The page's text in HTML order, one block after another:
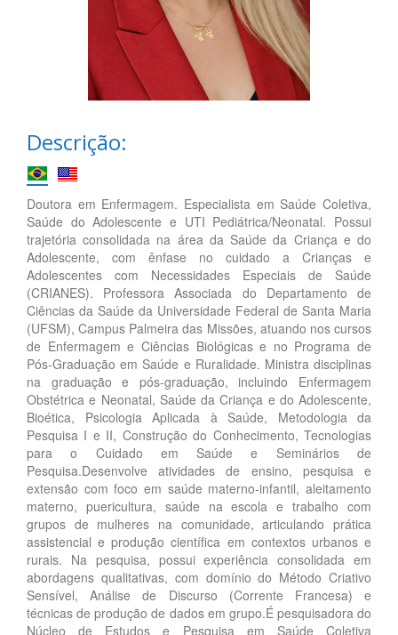
Descrição:
Doutora em Enfermagem. Especialista em Saúde Coletiva,
Saúde do Adolescente e UTI Pediátrica/Neonatal. Possui
trajetória consolidada na área da Saúde da Criança e do
Adolescente, com ênfase no cuidado a Crianças e
Adolescentes com Necessidades Especiais de Saúde
(CRIANES). Professora Associada do Departamento de
Ciências da Saúde da Universidade Federal de Santa Maria
(UFSM), Campus Palmeira das Missões, atuando nos cursos
de Enfermagem e Ciências Biológicas e no Programa de
Pós-Graduação em Saúde e Ruralidade. Ministra disciplinas
na graduação e pós-graduação, incluindo Enfermagem
Obstétrica e Neonatal, Saúde da Criança e do Adolescente,
Bioética, Psicologia Aplicada à Saúde, Metodologia da
Pesquisa I e II, Construção do Conhecimento, Tecnologias
para o Cuidado em Saúde e Seminários de
Pesquisa.Desenvolve atividades de ensino, pesquisa e
extensão com foco em saúde materno-infantil, aleitamento
materno, puericultura, saúde na escola e trabalho com
grupos de mulheres na comunidade, articulando prática
assistencial e produção científica em contextos urbanos e
rurais. Na pesquisa, possui experiência consolidada em
abordagens qualitativas, com domínio do Método Criativo
Sensível, Análise de Discurso (Corrente Francesa) e
técnicas de produção de dados em grupo.É pesquisadora do
Núcleo de Estudos e Pesquisa em Saúde Coletiva